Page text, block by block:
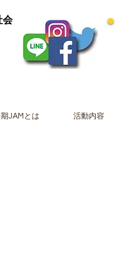
会
JAMとは 活動内容